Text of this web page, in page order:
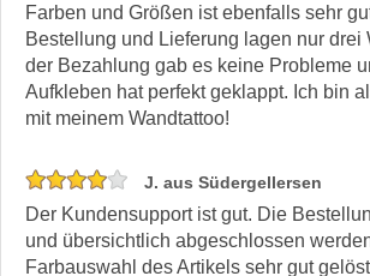
Farben und Größen ist ebenfalls sehr
Bestellung und Lieferung lagen nur drei
der Bezahlung gab es keine Probleme
Aufkleben hat perfekt geklappt. Ich bin
mit meinem Wandtattoo!
J. aus Südergellersen
Der Kundensupport ist gut. Die
und übersichtlich abgeschlossen
Farbauswahl des Artikels sehr gut